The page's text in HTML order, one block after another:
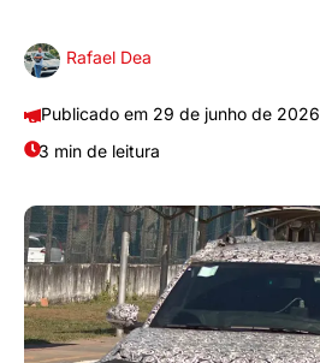
Rafael Dea
29 de junho de 2026
3 min de leitura